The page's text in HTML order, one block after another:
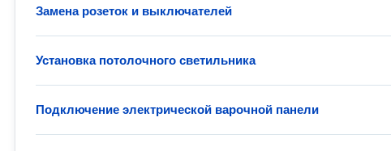
Замена розеток и выключателей
Установка потолочного светильника
Подключение электрической варочной панели